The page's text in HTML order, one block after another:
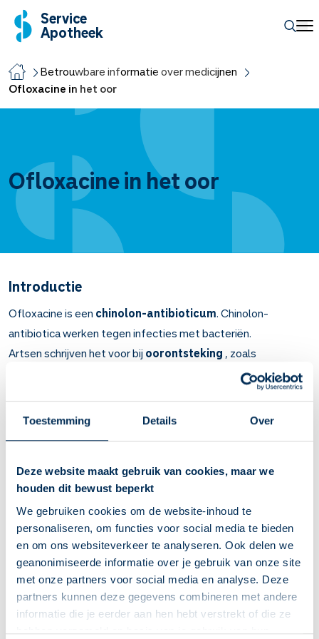
Toestemming Details Over
Deze website maakt gebruik van cookies, maar we
houden dit bewust beperkt
We gebruiken cookies om de website-inhoud te
personaliseren, om functies voor social media te bieden
en om ons websiteverkeer te analyseren. Ook delen we
geanonimiseerde informatie over je gebruik van onze site
met onze partners voor social media en analyse. Deze
partners kunnen deze gegevens combineren met andere
informatie die je eerder aan hen hebt verstrekt of die ze
hebben verzameld op basis van je gebruik van hun
Service
Apotheek
Betrouwbare informatie over medicijnen
Ofloxacine in het oor
Ofloxacine in het oor
Introductie
Ofloxacine is een chinolon-antibioticum. Chinolon-
antibiotica werken tegen infecties met bacteriën.
Artsen schrijven het voor bij oorontsteking , zoals
gehoorgangontsteking en middenoorontsteking.
Belangrijk om te weten over Ofloxacine in het
oor
met bacteriën. Werkt binnen een paar dagen.
Bij ontstekingen van de gehoorgang en het middenoor.
opzij en laat de druppels in de gehoorgang van uw oor
vallen. Houd uw hoofd nog 2 tot 5 minuten schuin of stop
een watje in uw oren. Gooi het tubetje weg na gebruik.
Lees ook de instructie op deze site.
Maak de hele kuur af. Ook als de infectie genezen lijkt,
want misschien zijn er nog bacteriën over.
U kunt last krijgen van jeuk en huiduitslag. Verder duizelig